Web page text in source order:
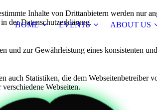
HOME EVENTS ABOUT US
Inhalte von Drittanbietern werden nur
der Datenschutzerklärung.
zur Gewährleistung eines konsistenten
Statistiken, die dem Webseitenbetreiber
Webseiten.